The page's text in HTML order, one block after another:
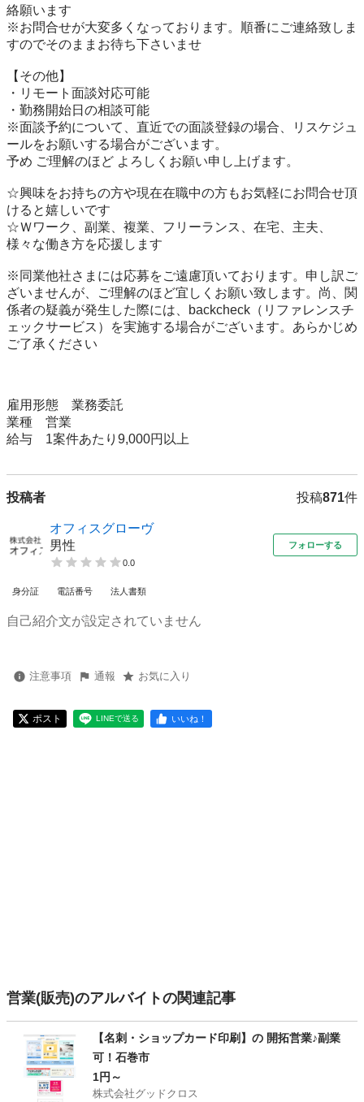
絡願います
※お問合せが大変多くなっております。順番にご連絡致しま
すのでそのままお待ち下さいませ
【その他】
・リモート面談対応可能
・勤務開始日の相談可能
※面談予約について、直近での面談登録の場合、リスケジュ
ールをお願いする場合がございます。
予め ご理解のほど よろしくお願い申し上げます。
☆興味をお持ちの方や現在在職中の方もお気軽にお問合せ頂
けると嬉しいです
☆Ｗワーク、副業、複業、フリーランス、在宅、主夫、
様々な働き方を応援します
※同業他社さまには応募をご遠慮頂いております。申し訳ご
ざいませんが、ご理解のほど宜しくお願い致します。尚、関
係者の疑義が発生した際には、backcheck（リファレンスチ
ェックサービス）を実施する場合がございます。あらかじめ
ご了承ください
雇用形態	業務委託
業種	営業
投稿者 投稿871件
オフィスグローヴ
男性
0.0
フォローする
身分証 電話番号 法人書類
自己紹介文が設定されていません
注意事項 通報 お気に入り
ポスト LINEで送る いいね！
営業(販売)のアルバイトの関連記事
【名刺・ショップカード印刷】の 開拓営業♪副業
可！石巻市
1円～
株式会社グッドクロス